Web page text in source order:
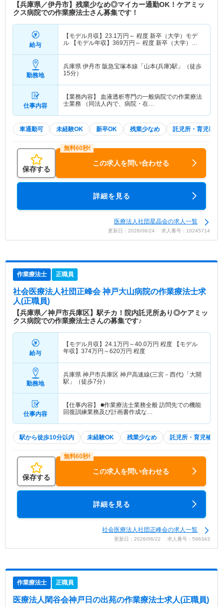
【兵庫県／伊丹市】残業少なめ◎マイカー通勤OK！ケアミッ
クス病院での作業療法士さん募集です！
給与
【モデル月収】 23.1万円～ 程度 新卒（大学）モデ
ル 【モデル年収】 369万円～ 程度 新卒（大学）モ
勤務地
兵庫県 伊丹市 阪急宝塚本線「山本(兵庫)駅」（徒歩
15分）
仕事内容
【業務内容】 血液透析専門の一般病院での作業療法
士業務 （同法人内で、病院・在…
車通勤可 未経験OK 新卒OK 残業少なめ 託児所・育児補助
保存する
この求人を問い合わせる
詳細を見る
医療法人社団星晶会の求人一覧
更新日：2026/06/24 求人番号：10245714
作業療法士 正職員
社会医療法人社団正峰会 神戸大山病院の作業療法士求
人(正職員)
【兵庫県／神戸市兵庫区】駅チカ！院内託児所あり◎ケアミッ
クス病院での作業療法士さんの募集です♪
給与
【モデル月収】 24.1万円～40.0万円 程度 【モデル
年収】 374万円～620万円 程度
勤務地
兵庫県 神戸市兵庫区 神戸高速線(三宮－西代)「大開
駅」（徒歩7分）
仕事内容
【仕事内容】 ■作業療法士業務全般 訪問先での機能
回復訓練業務及び計画書作成な…
駅から徒歩10分以内 未経験OK 残業少なめ 託児所・育児補助
保存する
この求人を問い合わせる
詳細を見る
社会医療法人社団正峰会の求人一覧
更新日：2026/06/22 求人番号：596343
作業療法士 正職員
医療法人閑谷会神戸日の出苑の作業療法士求人(正職員)